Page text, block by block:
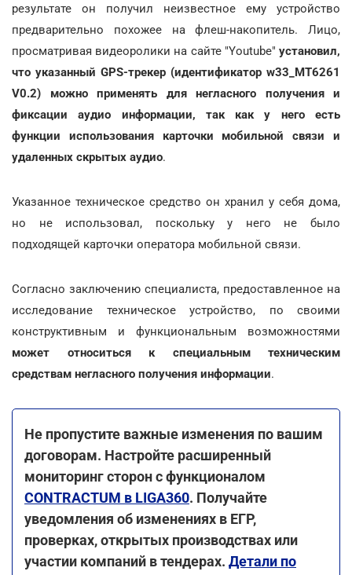
результате он получил неизвестное ему устройство
предварительно похожее на флеш-накопитель. Лицо,
просматривая видеоролики на сайте "Youtube" установил,
что указанный GPS-трекер (идентификатор w33_MT6261
V0.2) можно применять для негласного получения и
фиксации аудио информации, так как у него есть
функции использования карточки мобильной связи и
удаленных скрытых аудио.
Указанное техническое средство он хранил у себя дома,
но не использовал, поскольку у него не было
подходящей карточки оператора мобильной связи.
Согласно заключению специалиста, предоставленное на
исследование техническое устройство, по своими
конструктивным и функциональным возможностями
может относиться к специальным техническим
средствам негласного получения информации.
Не пропустите важные изменения по вашим
договорам. Настройте расширенный
мониторинг сторон с функционалом
CONTRACTUM в LIGA360. Получайте
уведомления об изменениях в ЕГР,
проверках, открытых производствах или
участии компаний в тендерах. Детали по